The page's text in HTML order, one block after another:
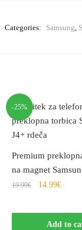
Categories:
Samsung,
-25%
Premium
na magnet
19.99€ 14.99€
Add to